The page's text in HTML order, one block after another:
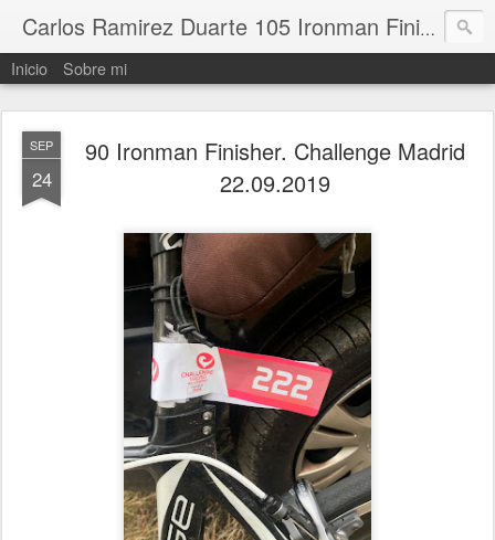
Carlos Ramirez Duarte 105 Ironman Finisher
Inicio Sobre mi
SEP
24
90 Ironman Finisher. Challenge Madrid
22.09.2019